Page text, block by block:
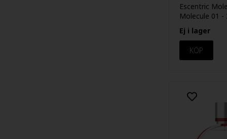
Escentric
Molecule 01 -
Ej i lager